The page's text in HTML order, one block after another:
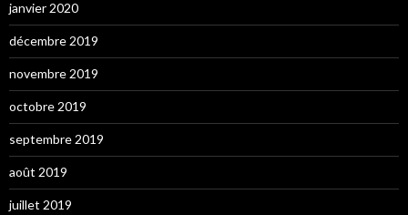
janvier 2020
décembre 2019
novembre 2019
octobre 2019
septembre 2019
août 2019
juillet 2019